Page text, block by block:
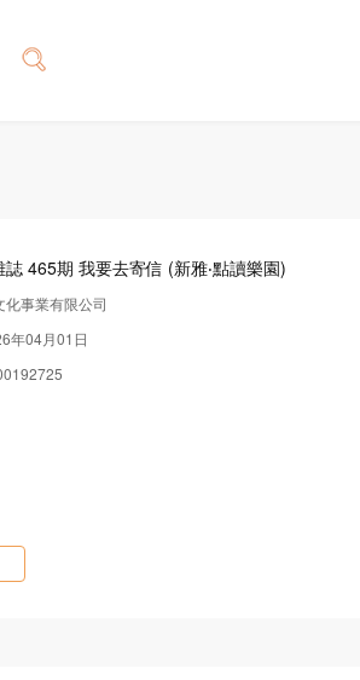
465期 我要去寄信 (新雅‧點讀樂園)
事業有限公司
年04月01日